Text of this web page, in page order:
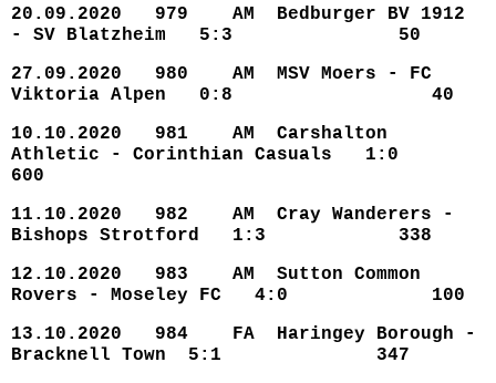
20.09.2020 979 AM Bedburger BV 1912
- SV Blatzheim 5:3 50
27.09.2020 980 AM MSV Moers - FC
Viktoria Alpen 0:8 40
10.10.2020 981 AM Carshalton
Athletic - Corinthian Casuals 1:0
600
11.10.2020 982 AM Cray Wanderers -
Bishops Strotford 1:3 338
12.10.2020 983 AM Sutton Common
Rovers - Moseley FC 4:0 100
13.10.2020 984 FA Haringey Borough -
Bracknell Town 5:1 347